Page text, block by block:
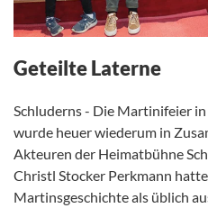
Geteilte Laterne
Schluderns - Die Martinifeier
wurde heuer wiederum in
Akteuren der Heimatbühne
Christl Stocker Perkmann
Martinsgeschichte als üblich